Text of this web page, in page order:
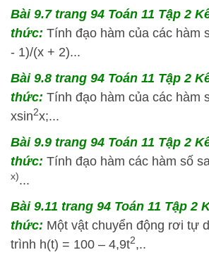
Bài 9.7 trang 94 Toán 11 Tập 2
thức: Tính đạo hàm của các hàm
- 1)/(x + 2)...
Bài 9.8 trang 94 Toán 11 Tập 2
thức: Tính đạo hàm của các hàm
xsin2x;...
Bài 9.9 trang 94 Toán 11 Tập 2
thức: Tính đạo hàm các hàm số
x)...
Bài 9.11 trang 94 Toán 11 Tập 2
thức: Một vật chuyển động rơi tự
trình h(t) = 100 – 4,9t2,..